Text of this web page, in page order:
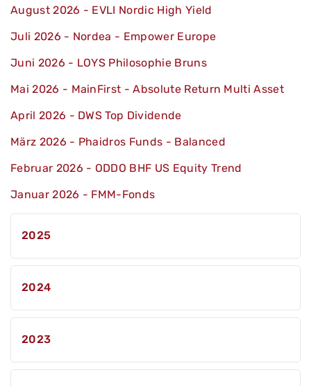
August 2026 - EVLI Nordic High Yield
Juli 2026 - Nordea - Empower Europe
Juni 2026 - LOYS Philosophie Bruns
Mai 2026 - MainFirst - Absolute Return Multi Asset
April 2026 - DWS Top Dividende
März 2026 - Phaidros Funds - Balanced
Februar 2026 - ODDO BHF US Equity Trend
Januar 2026 - FMM-Fonds
2025
Sustainable
Oktober 2025 - MainFirst Global Equities
Unconstrained
2024
Opportunities
November 2024 - MainFirst Global Equities
2023